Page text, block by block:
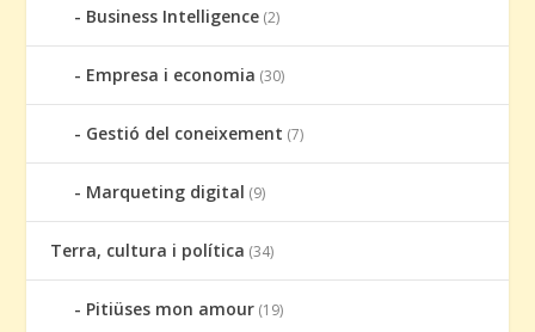
Business Intelligence (2)
Empresa i economia (30)
Gestió del coneixement (7)
Marqueting digital (9)
Terra, cultura i política (34)
Pitiüses mon amour (19)